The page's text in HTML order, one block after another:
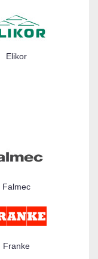
Elikor
Falmec
Franke